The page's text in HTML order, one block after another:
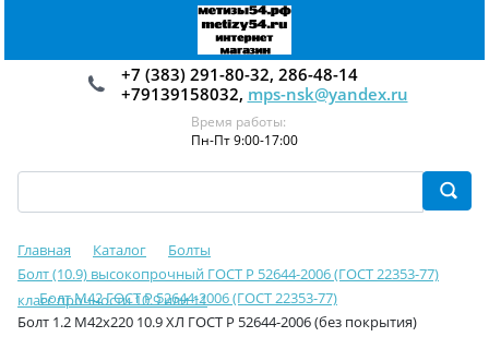
+7 (383) 291-80-32, 286-48-14
+79139158032, mps-nsk@yandex.ru
Время работы:
Пн-Пт 9:00-17:00
Главная Каталог
Болты
Болт (10.9) высокопрочный ГОСТ Р 52644-2006 (ГОСТ 22353-77)
класс прочности 10.9 или 11
Болт М42 ГОСТ Р 52644-2006 (ГОСТ 22353-77)
Болт 1.2 М42х220 10.9 ХЛ ГОСТ Р 52644-2006 (без покрытия)